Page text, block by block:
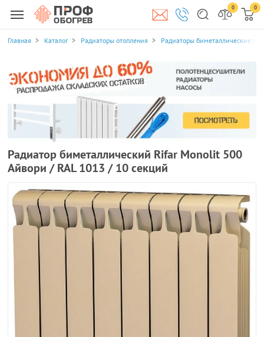
0 0
Главная Каталог Радиаторы отопления Радиаторы биметаллические
Радиатор биметаллический Rifar Monolit 500
Айвори / RAL 1013 / 10 секций